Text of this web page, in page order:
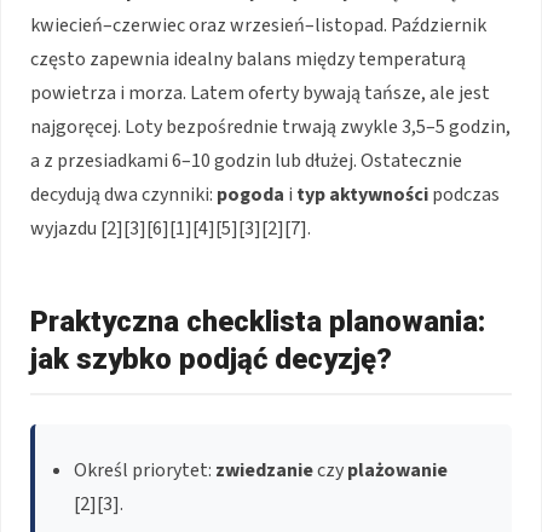
kwiecień–czerwiec oraz wrzesień–listopad. Październik
często zapewnia idealny balans między temperaturą
powietrza i morza. Latem oferty bywają tańsze, ale jest
najgoręcej. Loty bezpośrednie trwają zwykle 3,5–5 godzin,
a z przesiadkami 6–10 godzin lub dłużej. Ostatecznie
decydują dwa czynniki: pogoda i typ aktywnościpodczas
wyjazdu [2][3][6][1][4][5][3][2][7].
Praktyczna checklista planowania:
jak szybko podjąć decyzję?
Określ priorytet: zwiedzanieczyplażowanie
[2][3].